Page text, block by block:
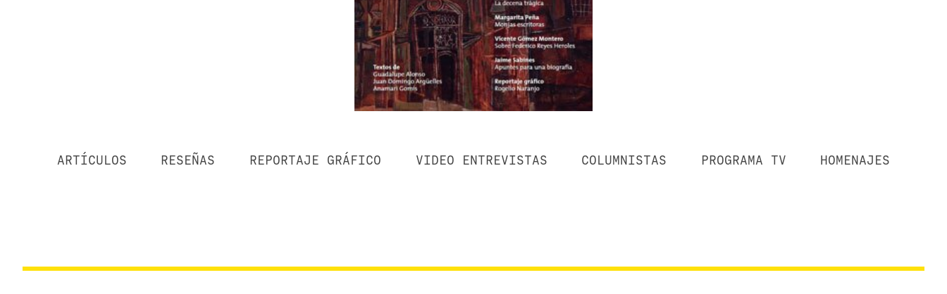
ARTÍCULOS RESEÑAS REPORTAJE GRÁFICO VIDEO ENTREVISTAS COLUMNISTAS PROGRAMA TV HOMENAJES